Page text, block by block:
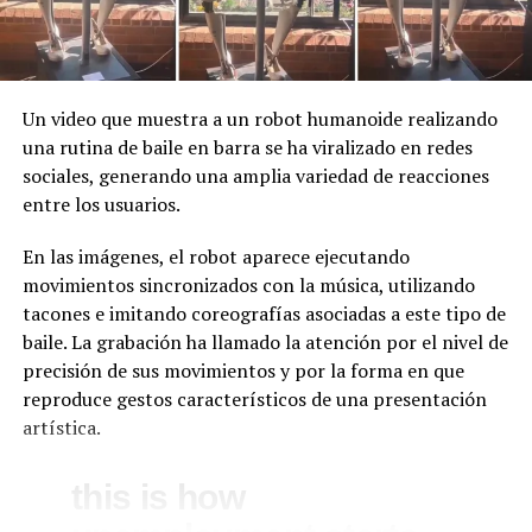
Un video que muestra a un robot humanoide realizando
una rutina de baile en barra se ha viralizado en redes
sociales, generando una amplia variedad de reacciones
entre los usuarios.
En las imágenes, el robot aparece ejecutando
movimientos sincronizados con la música, utilizando
tacones e imitando coreografías asociadas a este tipo de
baile. La grabación ha llamado la atención por el nivel de
precisión de sus movimientos y por la forma en que
reproduce gestos característicos de una presentación
artística.